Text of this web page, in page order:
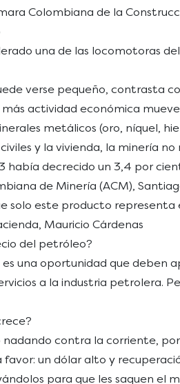
Colombiana de la
una de las locomotoras
verse pequeño, contrasta
más actividad económica
metálicos (oro, níquel,
y la vivienda, la minería
había decrecido un 3,4 por
de Minería (ACM),
solo este producto representa
Mauricio Cárdenas
del petróleo?
una oportunidad que
a la industria petrolera.
nadando contra la corriente,
un dólar alto y
para que les saquen el